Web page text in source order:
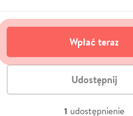
Wpłać teraz
Udostępnij
1 udostępnienie